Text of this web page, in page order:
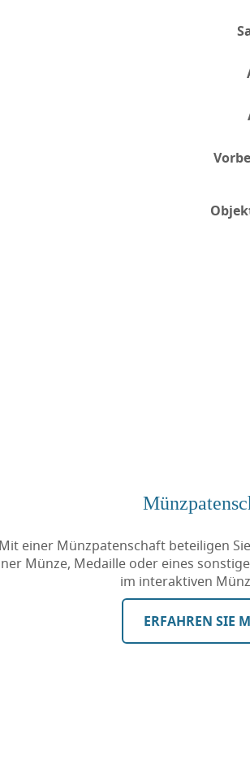
Mit einer Münzpatenschaft beteiligen
Münze, Medaille oder eines
im interaktiven
ERFAHREN SIE